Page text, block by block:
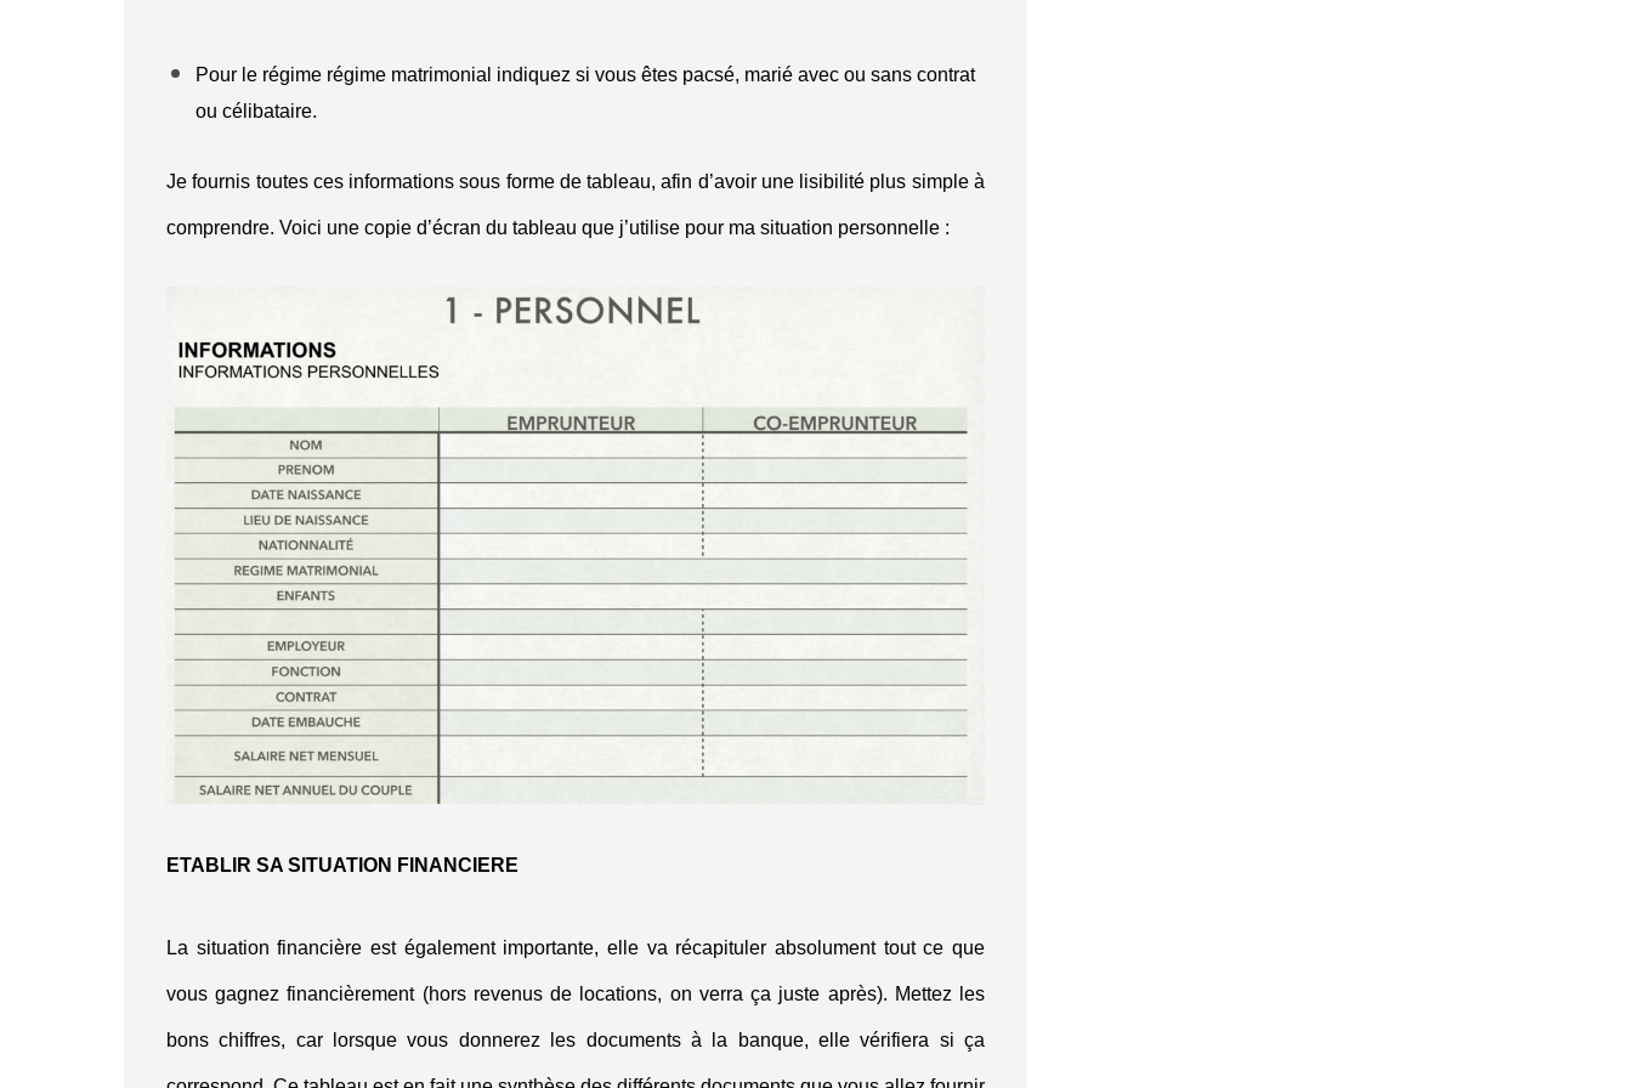
Pour le régime régime matrimonial indiquez si vous êtes pacsé, marié avec ou sans contrat
ou célibataire.
Je fournis toutes ces informations sous forme de tableau, afin d’avoir une lisibilité plus simple à
comprendre. Voici une copie d’écran du tableau que j’utilise pour ma situation personnelle :
ETABLIR SA SITUATION FINANCIERE
La situation financière est également importante, elle va récapituler absolument tout ce que
vous gagnez financièrement (hors revenus de locations, on verra ça juste après). Mettez les
bons chiffres, car lorsque vous donnerez les documents à la banque, elle vérifiera si ça